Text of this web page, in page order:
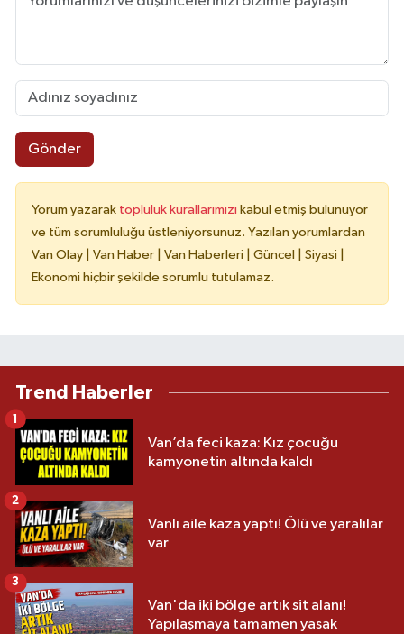
Gönder
Yorum yazarak topluluk kurallarımızı kabul etmiş bulunuyor
ve tüm sorumluluğu üstleniyorsunuz. Yazılan yorumlardan
Van Olay | Van Haber | Van Haberleri | Güncel | Siyasi |
Ekonomi hiçbir şekilde sorumlu tutulamaz.
Trend Haberler
Van’da feci kaza: Kız çocuğu
kamyonetin altında kaldı
1
Vanlı aile kaza yaptı! Ölü ve yaralılar
var
2
Van'da iki bölge artık sit alanı!
Yapılaşmaya tamamen yasak
3